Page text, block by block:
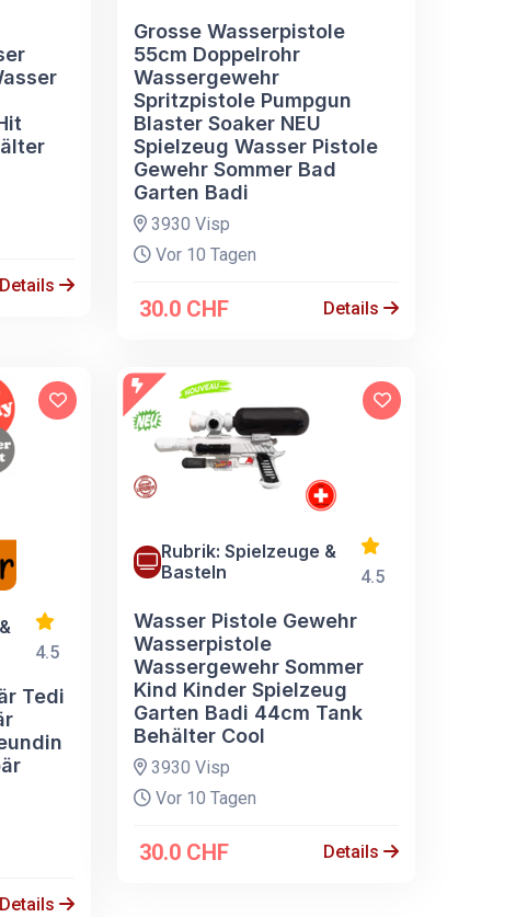
Details
Grosse Wasserpistole
55cm Doppelrohr
Wassergewehr
Spritzpistole Pumpgun
Blaster Soaker NEU
Spielzeug Wasser Pistole
Gewehr Sommer Bad
Garten Badi
3930 Visp
Vor 10 Tagen
30.0 CHF Details
4.5
Tedi
Details
Rubrik: Spielzeuge &
Basteln
4.5
Wasser Pistole Gewehr
Wasserpistole
Wassergewehr Sommer
Kind Kinder Spielzeug
Garten Badi 44cm Tank
Behälter Cool
3930 Visp
Vor 10 Tagen
30.0 CHF Details